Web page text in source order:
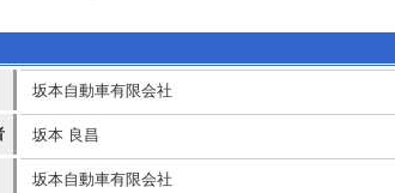
坂本自動車有限会社
坂本 良昌
坂本自動車有限会社